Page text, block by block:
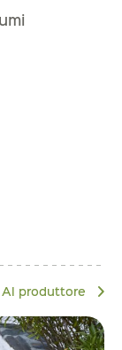
Al produttore